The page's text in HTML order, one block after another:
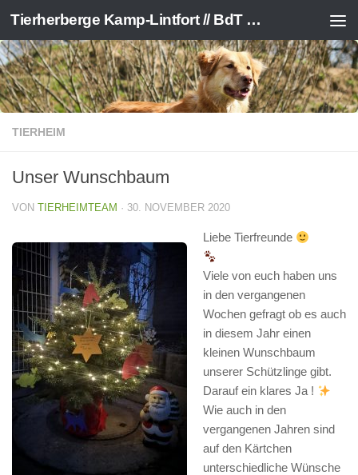
Zum Inhalt springen Tierherberge Kamp-Lintfort // BdT e.V.
TIERHEIM
Unser Wunschbaum
VON TIERHEIMTEAM · 30. NOVEMBER 2020
Liebe Tierfreunde
Viele von euch haben uns
in den vergangenen
Wochen gefragt ob es auch
in diesem Jahr einen
kleinen Wunschbaum
unserer Schützlinge gibt.
Darauf ein klares Ja !
Wie auch in den
vergangenen Jahren sind
auf den Kärtchen
unterschiedliche Wünsche